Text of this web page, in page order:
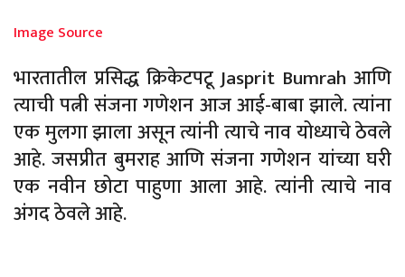
Image Source
भारतातील प्रसिद्ध क्रिकेटपटू Jasprit Bumrah आणि
त्याची पत्नी संजना गणेशन आज आई-बाबा झाले. त्यांना
एक मुलगा झाला असून त्यांनी त्याचे नाव योध्याचे ठेवले
आहे. जसप्रीत बुमराह आणि संजना गणेशन यांच्या घरी
एक नवीन छोटा पाहुणा आला आहे. त्यांनी त्याचे नाव
अंगद ठेवले आहे.